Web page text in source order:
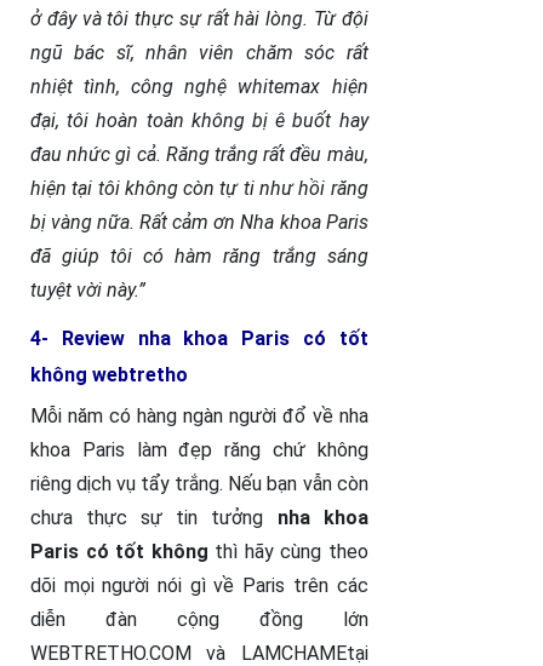
ở đây và tôi thực sự rất hài lòng. Từ đội
ngũ bác sĩ, nhân viên chăm sóc rất
nhiệt tình, công nghệ whitemax hiện
đại, tôi hoàn toàn không bị ê buốt hay
đau nhức gì cả. Răng trắng rất đều màu,
hiện tại tôi không còn tự ti như hồi răng
bị vàng nữa. Rất cảm ơn Nha khoa Paris
đã giúp tôi có hàm răng trắng sáng
tuyệt vời này.”
4- Review nha khoa Paris có tốt
không webtretho
Mỗi năm có hàng ngàn người đổ về nha
khoa Paris làm đẹp răng chứ không
riêng dịch vụ tẩy trắng. Nếu bạn vẫn còn
chưa thực sự tin tưởng nha khoa
Paris có tốt không thì hãy cùng theo
dõi mọi người nói gì về Paris trên các
diễn đàn cộng đồng lớn
WEBTRETHO.COM và LAMCHAMEtại